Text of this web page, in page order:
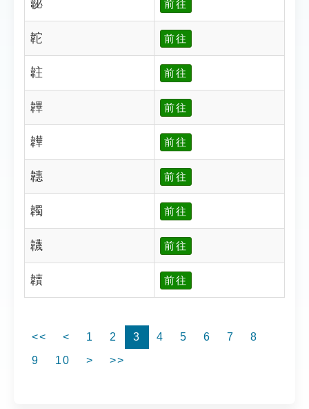
䪐 前往
䪑 前往
䪒 前往
韠 前往
韡 前往
韢 前往
韣 前往
韤 前往
韥 前往
<< < 1 2 3 4 5 6 7
8
9
10 > >>